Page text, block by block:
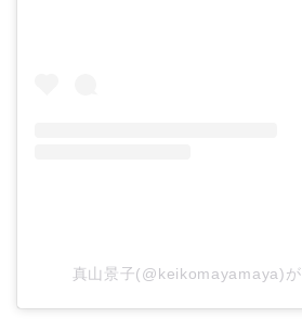
真山景子(@keikomayamaya)